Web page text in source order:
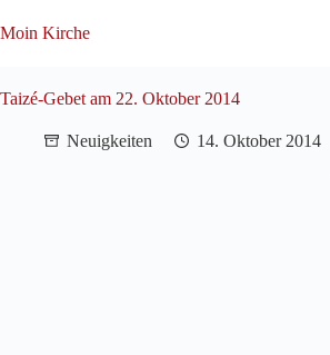
Inhalt
Moin Kirche
Taizé-Gebet am 22. Oktober 2014
Neuigkeiten 14. Oktober 2014